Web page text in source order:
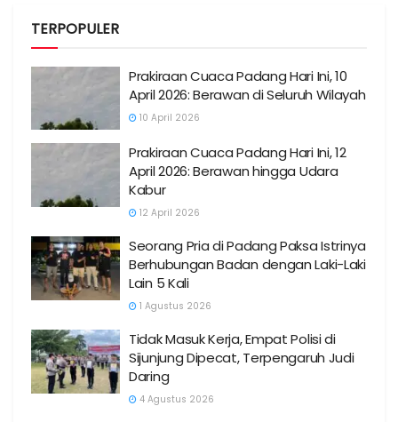
TERPOPULER
Prakiraan Cuaca Padang Hari Ini, 10
April 2026: Berawan di Seluruh Wilayah
10 April 2026
Prakiraan Cuaca Padang Hari Ini, 12
April 2026: Berawan hingga Udara
Kabur
12 April 2026
Seorang Pria di Padang Paksa Istrinya
Berhubungan Badan dengan Laki-Laki
Lain 5 Kali
1 Agustus 2026
Tidak Masuk Kerja, Empat Polisi di
Sijunjung Dipecat, Terpengaruh Judi
Daring
4 Agustus 2026